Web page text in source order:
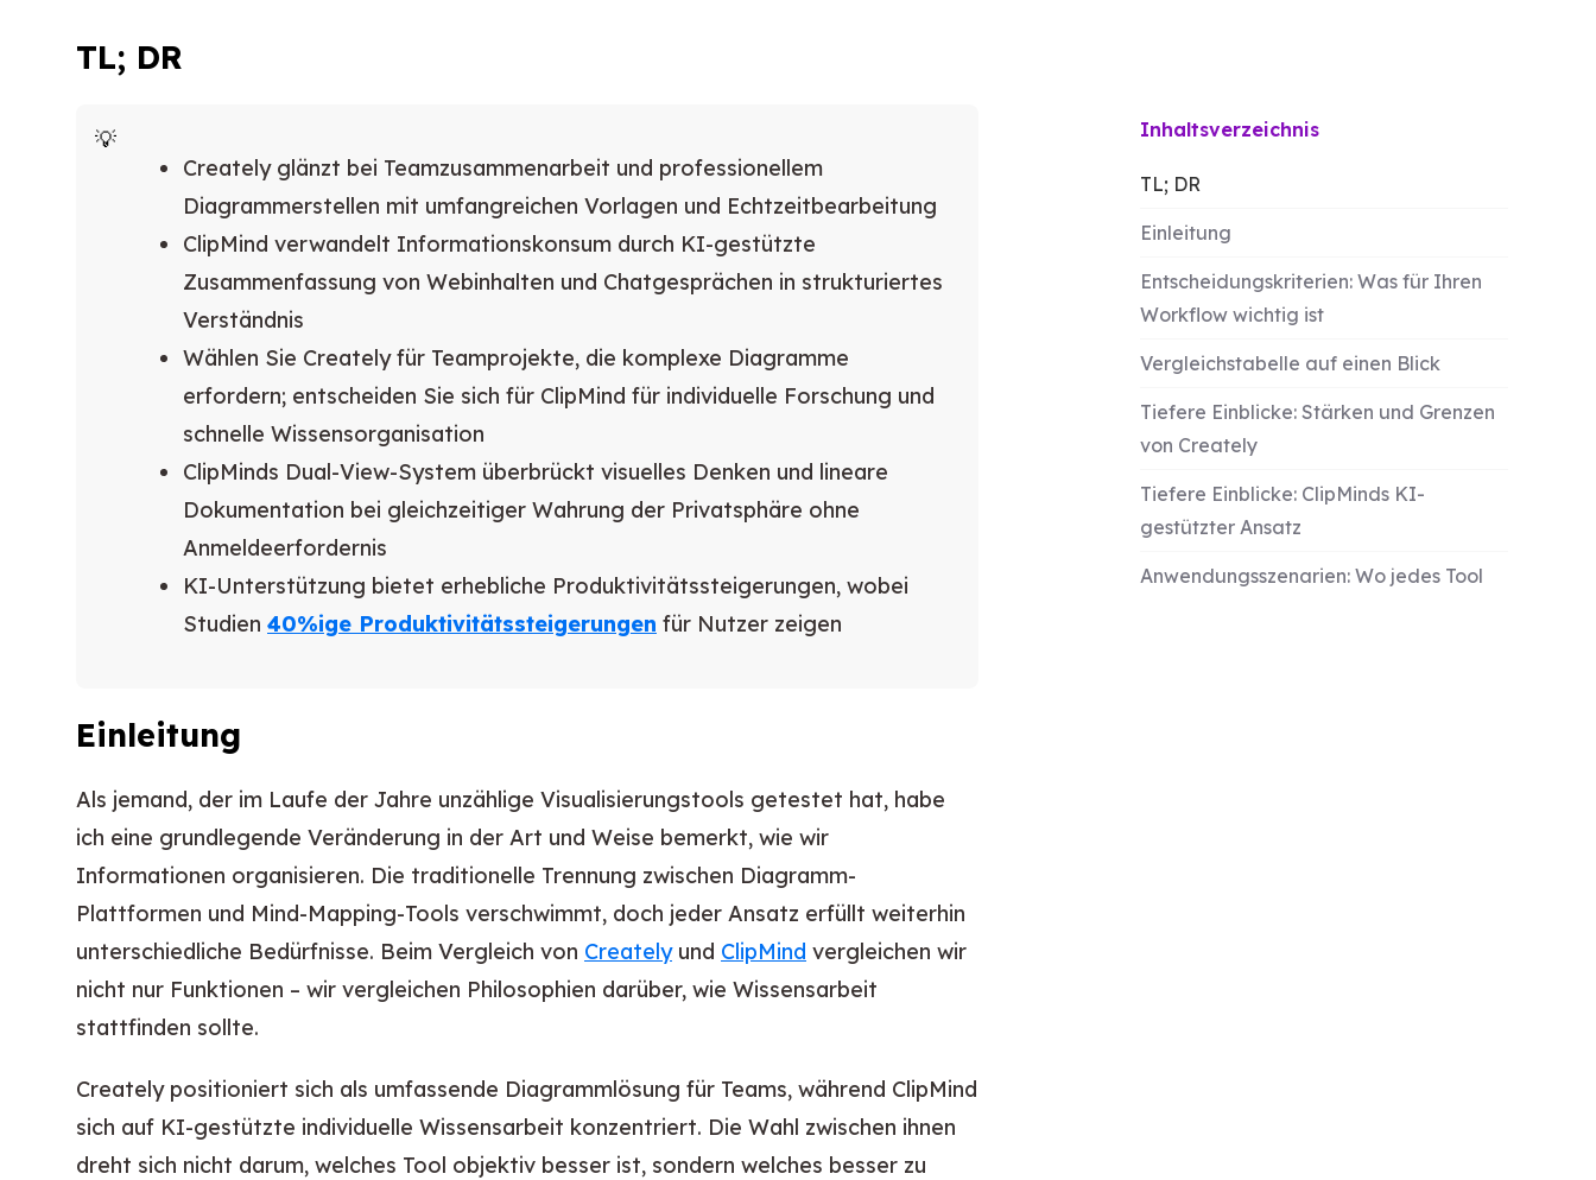
TL; DR
Creately glänzt bei Teamzusammenarbeit und professionellem
Diagrammerstellen mit umfangreichen Vorlagen und Echtzeitbearbeitung
ClipMind verwandelt Informationskonsum durch KI-gestützte
Zusammenfassung von Webinhalten und Chatgesprächen in strukturiertes
Verständnis
Wählen Sie Creately für Teamprojekte, die komplexe Diagramme
erfordern; entscheiden Sie sich für ClipMind für individuelle Forschung und
schnelle Wissensorganisation
ClipMinds Dual-View-System überbrückt visuelles Denken und lineare
Dokumentation bei gleichzeitiger Wahrung der Privatsphäre ohne
Anmeldeerfordernis
KI-Unterstützung bietet erhebliche Produktivitätssteigerungen, wobei
Studien 40%ige Produktivitätssteigerungen für Nutzer zeigen
Einleitung
Als jemand, der im Laufe der Jahre unzählige Visualisierungstools getestet hat, habe
ich eine grundlegende Veränderung in der Art und Weise bemerkt, wie wir
Informationen organisieren. Die traditionelle Trennung zwischen Diagramm-
Plattformen und Mind-Mapping-Tools verschwimmt, doch jeder Ansatz erfüllt weiterhin
unterschiedliche Bedürfnisse. Beim Vergleich von Createlyund ClipMind vergleichen wir
nicht nur Funktionen – wir vergleichen Philosophien darüber, wie Wissensarbeit
stattfinden sollte.
Creately positioniert sich als umfassende Diagrammlösung für Teams, während ClipMind
sich auf KI-gestützte individuelle Wissensarbeit konzentriert. Die Wahl zwischen ihnen
dreht sich nicht darum, welches Tool objektiv besser ist, sondern welches besser zu
Inhaltsverzeichnis
TL; DR
Einleitung
Entscheidungskriterien: Was für Ihren
Workflow wichtig ist
Vergleichstabelle auf einen Blick
Tiefere Einblicke: Stärken und Grenzen
von Creately
Tiefere Einblicke: ClipMinds KI-
gestützter Ansatz
Anwendungsszenarien: Wo jedes Tool